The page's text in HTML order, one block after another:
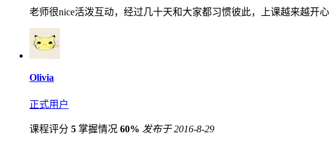
老师很nice活泼互动，经过几十天和大家都习惯彼此，上课越来越开心
Olivia
正式用户
课程评分 5 掌握情况 60% 发布于 2016-8-29